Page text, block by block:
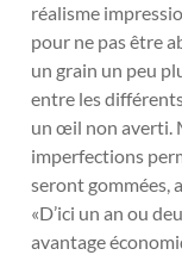
réalisme
pour ne pas être
un grain un peu
entre les
un œil non averti.
imperfections
seront gommées,
«D’ici un an ou
avantage